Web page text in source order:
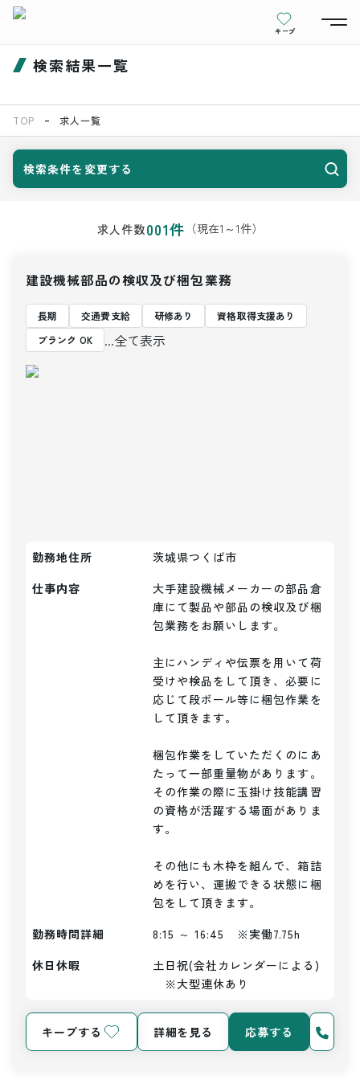
キープ
検索結果一覧
TOP 求人一覧
検索条件を変更する
求人件数001件 （現在1 ～1件）
建設機械部品の検収及び梱包業務
長期 交通費支給 研修あり
資格取得支援あり
ブランク OK
...全て表示
勤務地住所
茨城県つくば市
仕事内容
大手建設機械メーカーの部品倉
庫にて製品や部品の検収及び梱
包業務をお願いします。
主にハンディや伝票を用いて荷
受けや検品をして頂き、必要に
応じて段ボール等に梱包作業を
して頂きます。
梱包作業をしていただくのにあ
たって一部重量物があります。
その作業の際に玉掛け技能講習
の資格が活躍する場面がありま
す。
その他にも木枠を組んで、箱詰
めを行い、運搬できる状態に梱
包をして頂きます。
勤務時間詳細
8:15 ～ 16:45　※実働7.75h
休日休暇
土日祝(会社カレンダーによる)
※大型連休あり
キープする 詳細を見る 応募する